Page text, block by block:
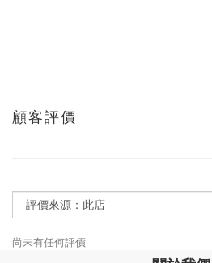
顧客評價
尚未有任何評價